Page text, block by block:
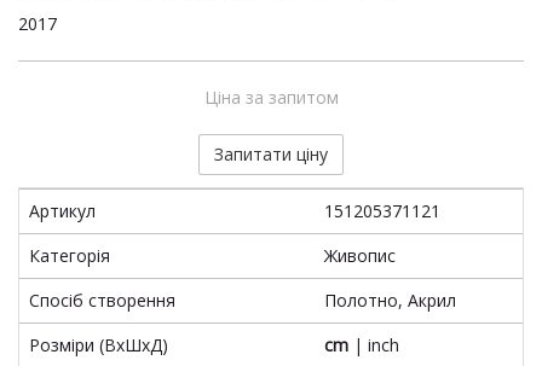
2017
Ціна за запитом
Запитати ціну
Артикул
151205371121
Категорія
Живопис
Спосіб створення
Полотно, Акрил
Розміри (ВхШхД)
cm | inch